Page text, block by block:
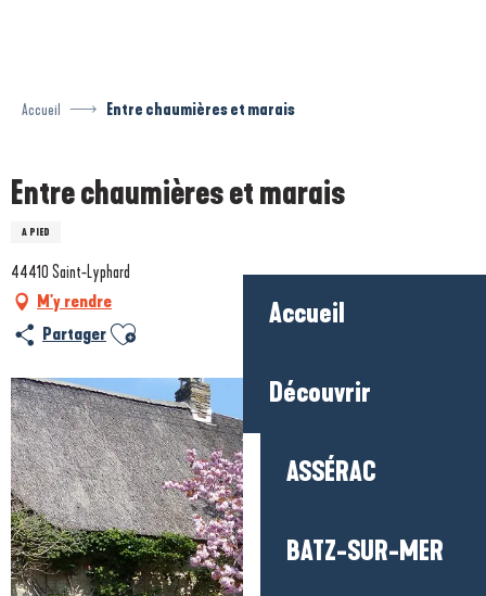
Accueil
Découvrir
ASSÉRAC
BATZ-SUR-MER
Accueil Entre chaumières et marais
Entre chaumières et marais
A PIED
44410 Saint-Lyphard
M'y rendre
Partager Ajouter aux favoris